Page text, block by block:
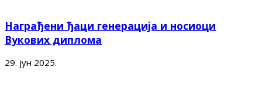
Награђени ђаци генерација и носиоци
Вукових диплома
29. јун 2025.